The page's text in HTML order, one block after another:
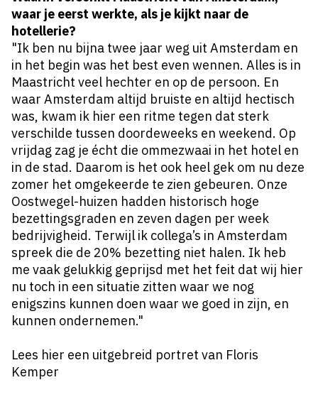
waar je eerst werkte, als je kijkt naar de
hotellerie?
"Ik ben nu bijna twee jaar weg uit Amsterdam en
in het begin was het best even wennen. Alles is in
Maastricht veel hechter en op de persoon. En
waar Amsterdam altijd bruiste en altijd hectisch
was, kwam ik hier een ritme tegen dat sterk
verschilde tussen doordeweeks en weekend. Op
vrijdag zag je écht die ommezwaai in het hotel en
in de stad. Daarom is het ook heel gek om nu deze
zomer het omgekeerde te zien gebeuren. Onze
Oostwegel-huizen hadden historisch hoge
bezettingsgraden en zeven dagen per week
bedrijvigheid. Terwijl ik collega’s in Amsterdam
spreek die de 20% bezetting niet halen. Ik heb
me vaak gelukkig geprijsd met het feit dat wij hier
nu toch in een situatie zitten waar we nog
enigszins kunnen doen waar we goed in zijn, en
kunnen ondernemen."
Lees hier een uitgebreid portret van Floris
Kemper